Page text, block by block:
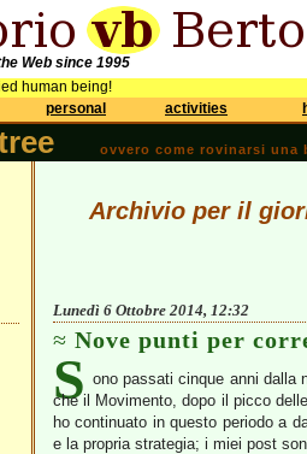
Web since 1995
human being!
personal activities
ovvero come rovinarsi
Archivio per il
Lunedì 6 Ottobre 2014, 12:32
Nove punti per
S ono passati cinque anni dalla
che il Movimento, dopo il picco
ho continuato in questo periodo a
e la propria strategia; i miei post